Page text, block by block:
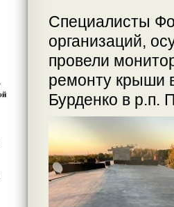
Специалисты
организаций,
провели
ремонту крыши
Бурденко в р.п.